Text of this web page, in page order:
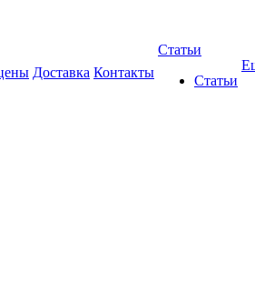
Доставка Контакты
Статьи
Статьи